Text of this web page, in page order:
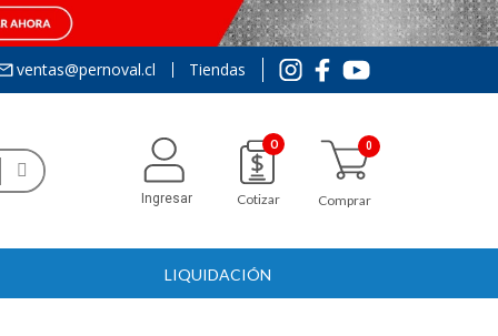
ventas@pernoval.cl Tiendas
Ingresar
0
Cotizar Comprar
LIQUIDACIÓN